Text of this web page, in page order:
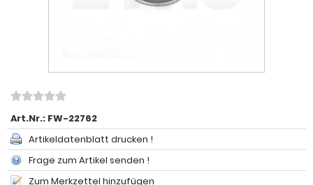
Art.Nr.: FW-22762
Artikeldatenblatt drucken !
Frage zum Artikel senden !
Zum Merkzettel hinzufügen